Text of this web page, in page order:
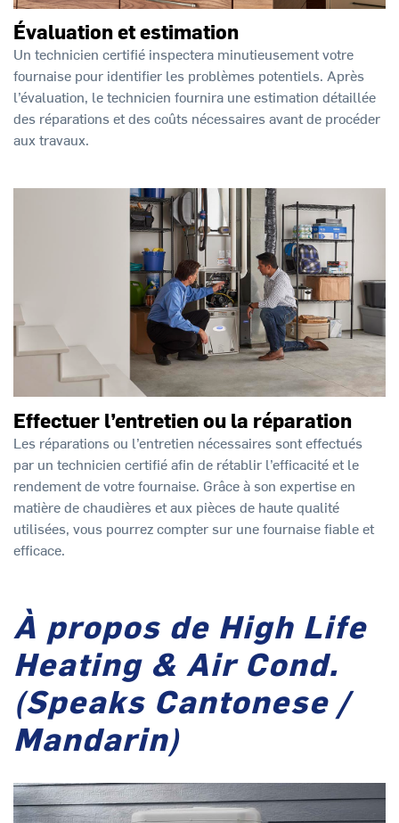
Évaluation et estimation
Un technicien certifié inspectera minutieusement votre
fournaise pour identifier les problèmes potentiels. Après
l’évaluation, le technicien fournira une estimation détaillée
des réparations et des coûts nécessaires avant de procéder
aux travaux.
Effectuer l’entretien ou la réparation
Les réparations ou l’entretien nécessaires sont effectués
par un technicien certifié afin de rétablir l’efficacité et le
rendement de votre fournaise. Grâce à son expertise en
matière de chaudières et aux pièces de haute qualité
utilisées, vous pourrez compter sur une fournaise fiable et
efficace.
À propos de High Life
Heating & Air Cond.
(Speaks Cantonese /
Mandarin)